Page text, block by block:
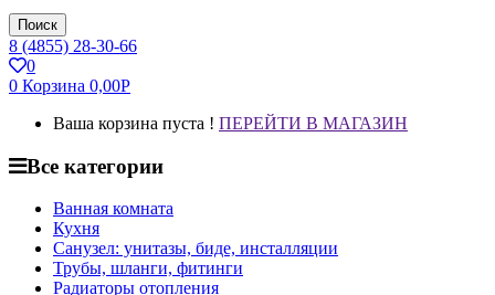
Поиск
8 (4855) 28-30-66
0
0 Корзина 0,00Р
Ваша корзина пуста ! ПЕРЕЙТИ В МАГАЗИН
Все категории
Ванная комната
Кухня
Санузел: унитазы, биде, инсталляции
Трубы, шланги, фитинги
Радиаторы отопления